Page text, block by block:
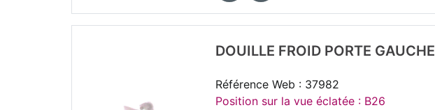
DOUILLE FROID PORTE GAUCHE
Référence Web : 37982
Position sur la vue éclatée : B26